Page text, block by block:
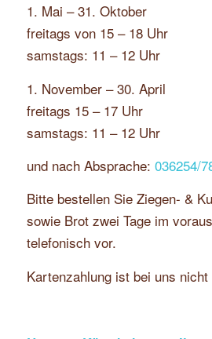
1. Mai – 31. Oktober
freitags von 15 – 18 Uhr
samstags: 11 – 12 Uhr
1. November – 30. April
freitags 15 – 17 Uhr
samstags: 11 – 12 Uhr
und nach Absprache: 036254/
Bitte bestellen Sie Ziegen- &
sowie Brot zwei Tage im
telefonisch vor.
Kartenzahlung ist bei uns